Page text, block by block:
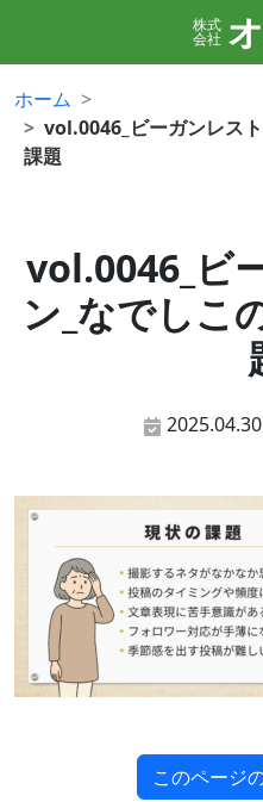
株式
会社
ホーム
vol.0046_ビーガンレス
課題
vol.0046_ビ
ン_なでしこ
2025.04.30
このページ